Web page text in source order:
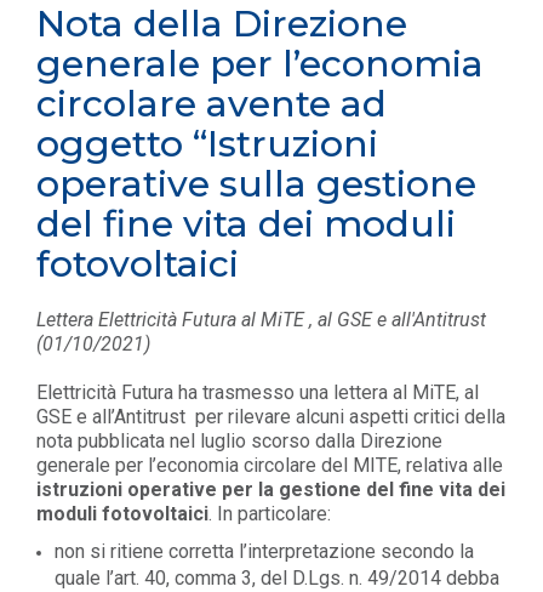
Nota della Direzione
generale per l’economia
circolare avente ad
oggetto “Istruzioni
operative sulla gestione
del fine vita dei moduli
fotovoltaici
Lettera Elettricità Futura al MiTE , al GSE e all'Antitrust
(01/10/2021)
Elettricità Futura ha trasmesso una lettera al MiTE, al
GSE e all’Antitrust per rilevare alcuni aspetti critici della
nota pubblicata nel luglio scorso dalla Direzione
generale per l’economia circolare del MITE, relativa alle
istruzioni operative per la gestione del fine vita dei
moduli fotovoltaici. In particolare:
non si ritiene corretta l’interpretazione secondo la
quale l’art. 40, comma 3, del D.Lgs. n. 49/2014 debba